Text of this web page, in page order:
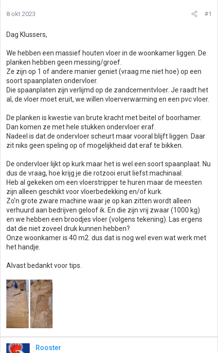
8 okt 2023 #1
Dag Klussers,
We hebben een massief houten vloer in de woonkamer liggen. De
planken hebben geen messing/groef.
Ze zijn op 1 of andere manier geniet (vraag me niet hoe) op een
soort spaanplaten ondervloer.
Die spaanplaten zijn verlijmd op de zandcementvloer. Je raadt het
al, de vloer moet eruit, we willen vloerverwarming en een pvc vloer.
De planken is kwestie van brute kracht met beitel of boorhamer.
Dan komen ze met hele stukken ondervloer eraf.
Nadeel is dat de ondervloer scheurt maar vooral blijft liggen. Daar
zit niks geen speling op of mogelijkheid dat eraf te bikken.
De ondervloer lijkt op kurk maar het is wel een soort spaanplaat. Nu
dus de vraag, hoe krijg je die rotzooi eruit liefst machinaal.
Heb al gekeken om een vloerstripper te huren maar de meesten
zijn alleen geschikt voor vloerbedekking en/of kurk.
Zo'n grote zware machine waar je op kan zitten wordt alleen
verhuurd aan bedrijven geloof ik. En die zijn vrij zwaar (1000 kg)
en we hebben een broodjes vloer (volgens tekening). Las ergens
dat die niet zoveel druk kunnen hebben?
Onze woonkamer is 40 m2. dus dat is nog wel even wat werk met
het handje.
Alvast bedankt voor tips.
Rooster